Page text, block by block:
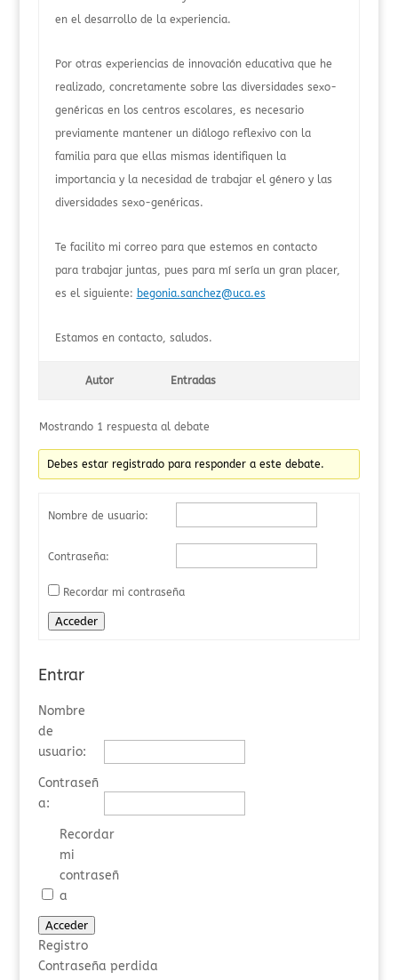
en el desarrollo de la experiencia.
Por otras experiencias de innovación educativa que he
realizado, concretamente sobre las diversidades sexo-
genéricas en los centros escolares, es necesario
previamente mantener un diálogo reflexivo con la
familia para que ellas mismas identifiquen la
importancia y la necesidad de trabajar el género y las
diversidades sexo-genéricas.
Te facilito mi correo para que estemos en contacto
para trabajar juntas, pues para mí sería un gran placer,
es el siguiente: begonia.sanchez@uca.es
Estamos en contacto, saludos.
Autor Entradas
Mostrando 1 respuesta al debate
Debes estar registrado para responder a este debate.
Nombre de usuario:
Contraseña:
Recordar mi contraseña
Acceder
Entrar
Nombre
de
usuario:
Contraseñ
a:
Recordar
mi
contraseñ
a
Acceder
Registro
Contraseña perdida